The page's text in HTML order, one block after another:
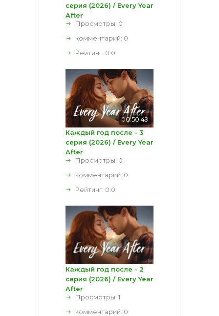
серия (2026) / Every Year
After
Просмотры: 0
комментарий: 0
Рейтинг: 0.0
00:50:49
Каждый год после - 3
серия (2026) / Every Year
After
Просмотры: 0
комментарий: 0
Рейтинг: 0.0
Каждый год после - 2
серия (2026) / Every Year
After
Просмотры: 1
комментарий: 0